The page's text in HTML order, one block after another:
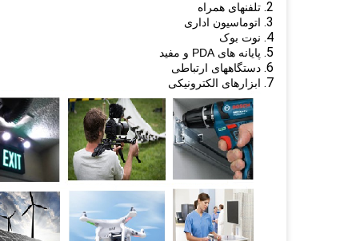
تلفنهای همراه
اتوماسیون اداری
نوت بوک
پایانه های PDA و مفید
دستگاههای ارتباطی
ابزارهای الکترونیکی